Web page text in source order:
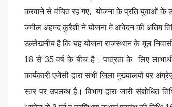
करवाने से वंचित रह गए, योजना के प्रति युवाओं के
जमील अहमद कुरैशी ने योजना में आवेदन की अंतिम
उल्लेखनीय है कि यह योजना राजस्थान के मूल
18 से 35 वर्ष के बीच है। पात्रता के लिए
कार्यकारी एजेंसी द्वारा सभी जिला मुख्यालयों पर
स्तर पर उपलब्ध है। विभाग द्वारा जारी संशोधित